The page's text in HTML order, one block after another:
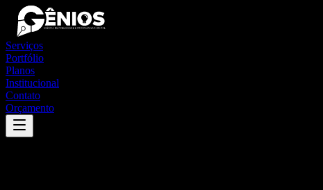
Serviços
Portfólio
Planos
Institucional
Contato
Orçamento